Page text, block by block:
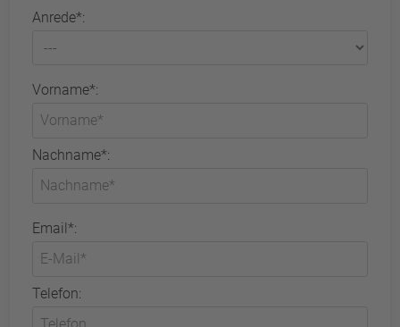
Anrede*:
Vorname*:
Nachname*:
Email*:
Telefon: